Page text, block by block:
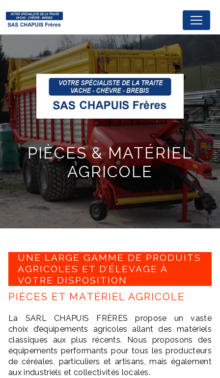
SARL CHAPUIS FRÈRES
PIÈCES & MATÉRIEL
AGRICOLE
UNE LARGE GAMME DE PRODUITS
AGRICOLES ET D’ÉLEVAGE À
VOTRE DISPOSITION
PIÈCES ET MATÉRIEL AGRICOLE
La SARL CHAPUIS FRÈRES propose un vaste
choix d’équipements agricoles allant des matériels
classiques aux plus récents. Nous proposons des
équipements performants pour tous les producteurs
de céréales, particuliers et artisans, mais également
aux industriels et collectivités locales.